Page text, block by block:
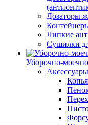
Дозаторы
Липкие
Сушилки
Уборочно-